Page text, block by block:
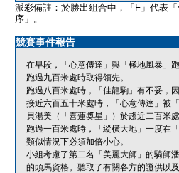
派彩備註：於勝出組合中，「F」代表
序」。
競賽事件報告
在早段，「心意傳達」與「極地風暴」
跑過九百米處時取得領先。
跑過八百米處時，「佳龍駒」有不妥，因
接近六百五十米處時，「心意傳達」被
貝湯美（「喜蓮獎星」）於趨近二百米
跑過一百米處時，「縱橫大地」一度在
類似情況下必須加倍小心。
小組考慮了第二名「美麗大師」的騎師
的頭馬資格。聽取了有關各方的證供以